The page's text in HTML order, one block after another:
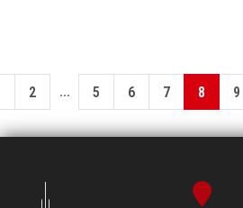
2 ... 5 6 7 8 9